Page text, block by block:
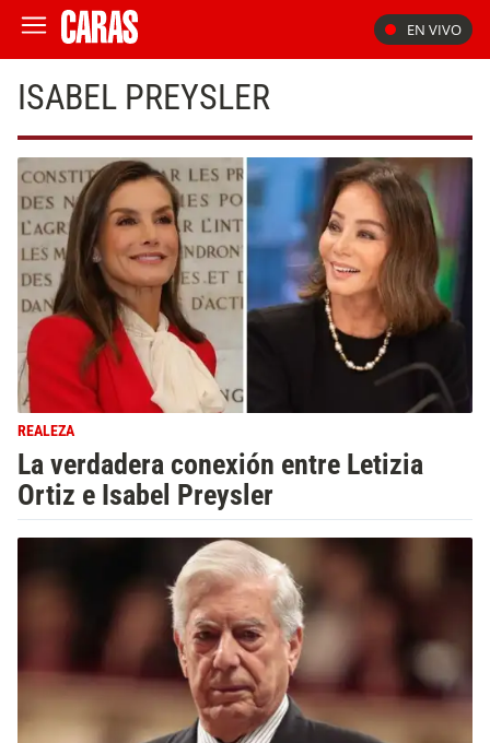
EN VIVO
ISABEL PREYSLER
REALEZA
La verdadera conexión entre Letizia
Ortiz e Isabel Preysler